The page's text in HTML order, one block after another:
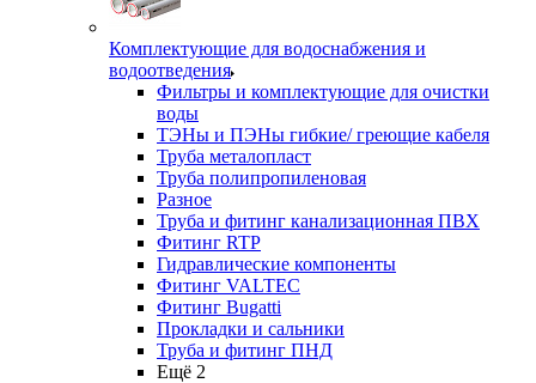
Комплектующие для водоснабжения и
водоотведения
Фильтры и комплектующие для очистки
воды
ТЭНы и ПЭНы гибкие/ греющие кабеля
Труба металопласт
Труба полипропиленовая
Разное
Труба и фитинг канализационная ПВХ
Фитинг RTP
Гидравлические компоненты
Фитинг VALTEC
Фитинг Bugatti
Прокладки и сальники
Труба и фитинг ПНД
Ещё 2